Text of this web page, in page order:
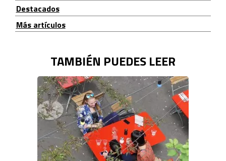
Destacados
Más artículos
TAMBIÉN PUEDES LEER